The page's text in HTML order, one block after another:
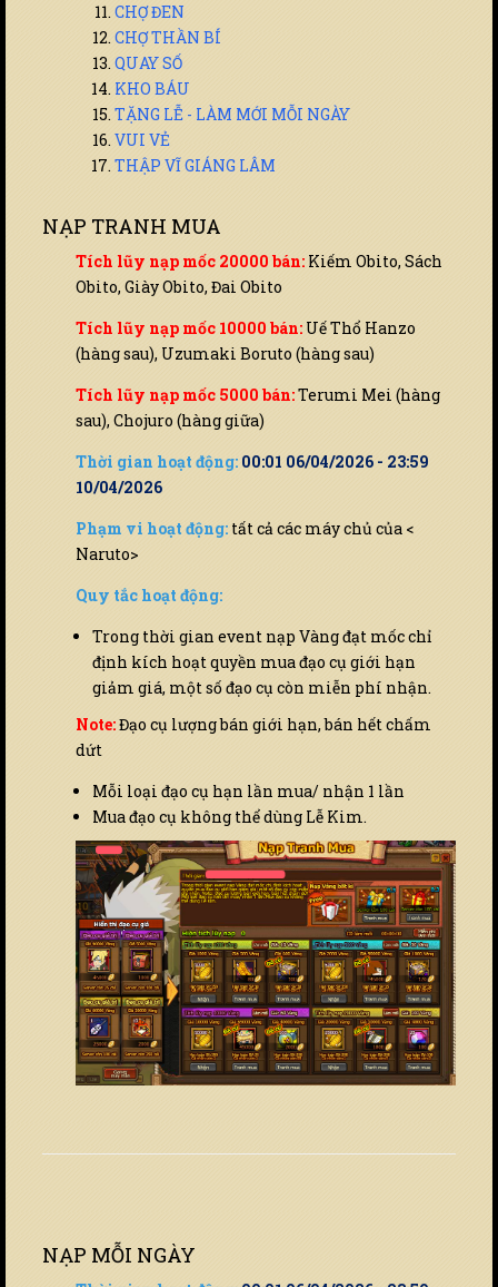
CHỢ ĐEN
CHỢ THẦN BÍ
QUAY SỐ
KHO BÁU
TẶNG LỄ - LÀM MỚI MỖI NGÀY
VUI VẺ
THẬP VĨ GIÁNG LÂM
NẠP TRANH MUA
Tích lũy nạp mốc 20000 bán: Kiếm Obito, Sách
Obito, Giày Obito, Đai Obito
Tích lũy nạp mốc 10000 bán: Uế Thổ Hanzo
(hàng sau), Uzumaki Boruto (hàng sau)
Tích lũy nạp mốc 5000 bán:Terumi Mei (hàng
sau), Chojuro (hàng giữa)
Thời gian hoạt động: 00:01 06/04/2026 - 23:59
10/04/2026
Phạm vi hoạt động: tất cả các máy chủ của <
Naruto>
Quy tắc hoạt động:
Trong thời gian event nạp Vàng đạt mốc chỉ
định kích hoạt quyền mua đạo cụ giới hạn
giảm giá, một số đạo cụ còn miễn phí nhận.
Note:Đạo cụ lượng bán giới hạn, bán hết chấm
dứt
Mỗi loại đạo cụ hạn lần mua/ nhận 1 lần
Mua đạo cụ không thể dùng Lễ Kim.
NẠP MỖI NGÀY